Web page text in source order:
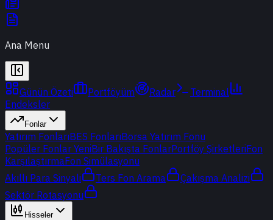
Ana Menu
Günün Özeti Portföyüm Radar
Terminal
Endeksler
Fonlar
Yatırım FonlarıBES FonlarıBorsa Yatırım Fonu
Popüler Fonlar YeniBir Bakışta FonlarPortföy ŞirketleriFon
KarşılaştırmaFon Simülasyonu
Akıllı Para Sinyali
Ters Fon Arama
Çakışma Analizi
Sektör Rotasyonu
Hisseler